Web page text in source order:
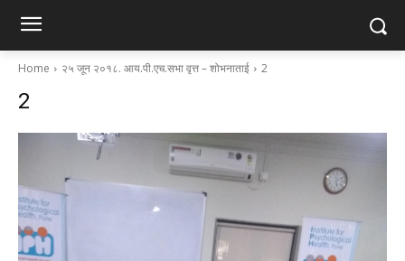
Home २५ जून २०१८. आय.पी.एच.सभा वृत्त – शोभनाताई 2
2